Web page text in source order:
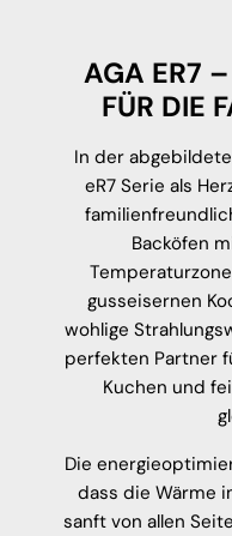
AGA ER7 –
FÜR DIE
In der
eR7 Serie als
Backöfen
gusseisernen
wohlige
perfekten Partner
Kuchen und
Die
dass die Wärme
sanft von allen